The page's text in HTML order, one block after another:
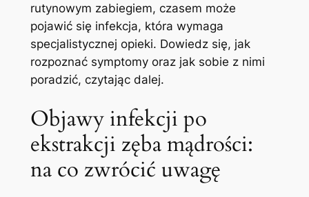
rutynowym zabiegiem, czasem może
pojawić się infekcja, która wymaga
specjalistycznej opieki. Dowiedz się, jak
rozpoznać symptomy oraz jak sobie z nimi
poradzić, czytając dalej.
Objawy infekcji po
ekstrakcji zęba mądrości:
na co zwrócić uwagę